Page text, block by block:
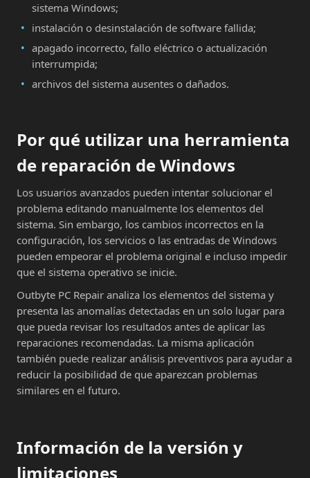
sistema Windows;
instalación o desinstalación de software fallida;
apagado incorrecto, fallo eléctrico o actualización
interrumpida;
archivos del sistema ausentes o dañados.
Por qué utilizar una herramienta
de reparación de Windows
Los usuarios avanzados pueden intentar solucionar el
problema editando manualmente los elementos del
sistema. Sin embargo, los cambios incorrectos en la
configuración, los servicios o las entradas de Windows
pueden empeorar el problema original e incluso impedir
que el sistema operativo se inicie.
Outbyte PC Repair analiza los elementos del sistema y
presenta las anomalías detectadas en un solo lugar para
que pueda revisar los resultados antes de aplicar las
reparaciones recomendadas. La misma aplicación
también puede realizar análisis preventivos para ayudar a
reducir la posibilidad de que aparezcan problemas
similares en el futuro.
Información de la versión y
limitaciones